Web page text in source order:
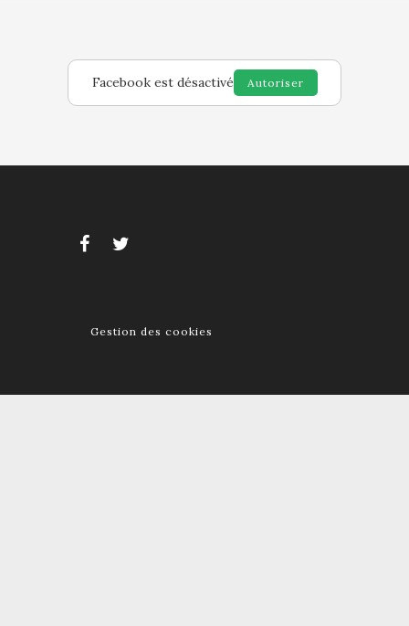
Facebook est désactivé Autoriser
Gestion des cookies